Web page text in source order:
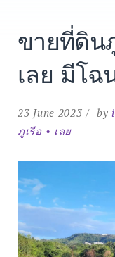
Search
for:
ขายที่ดิน
เลย มีโฉ
23 June 2023 by
ภูเรือ • เลย